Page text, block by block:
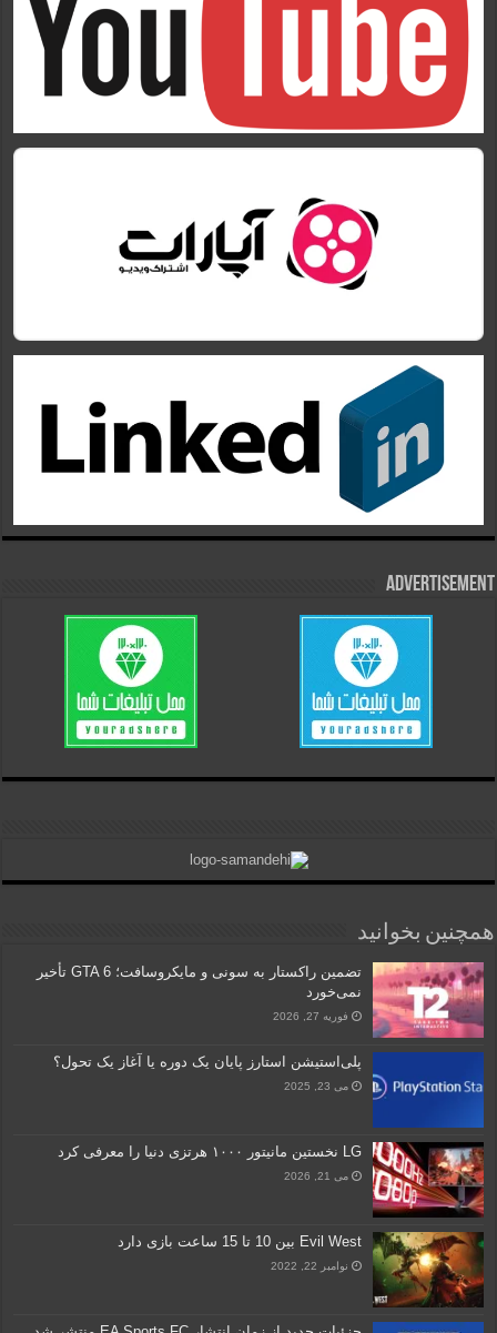
Advertisement
همچنین بخوانید
تضمین راکستار به سونی و مایکروسافت؛ GTA 6 تأخیر
نمی‌خورد
فوریه 27, 2026
پلی‌استیشن استارز پایان یک دوره یا آغاز یک تحول؟
می 23, 2025
LG نخستین مانیتور ۱۰۰۰ هرتزی دنیا را معرفی کرد
می 21, 2026
Evil West بین 10 تا 15 ساعت بازی دارد
نوامبر 22, 2022